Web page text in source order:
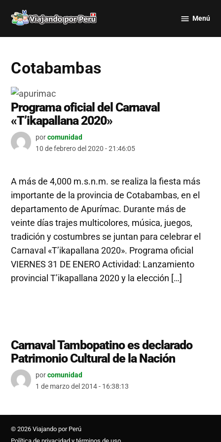
por Perú
Menú
Cotabambas
Programa oficial del Carnaval
«T’ikapallana 2020»
porcomunidad
10 de febrero del 2020 - 21:46:05
A más de 4,000 m.s.n.m. se realiza la fiesta más
importante de la provincia de Cotabambas, en el
departamento de Apurímac. Durante más de
veinte días trajes multicolores, música, juegos,
tradición y costumbres se juntan para celebrar el
Carnaval «T’ikapallana 2020». Programa oficial
VIERNES 31 DE ENERO Actividad: Lanzamiento
provincial T’ikapallana 2020 y la elección […]
Carnaval Tambopatino es declarado
Patrimonio Cultural de la Nación
porcomunidad
1 de marzo del 2014 - 16:38:13
© 2026 Viajando por Perú